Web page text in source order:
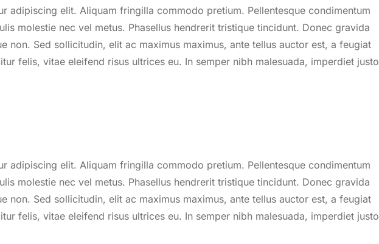
adipiscing elit. Aliquam fringilla commodo pretium. Pellentesque condimentum
molestie nec vel metus. Phasellus hendrerit tristique tincidunt. Donec gravida
non. Sed sollicitudin, elit ac maximus maximus, ante tellus auctor est, a feugiat
felis, vitae eleifend risus ultrices eu. In semper nibh malesuada, imperdiet justo
adipiscing elit. Aliquam fringilla commodo pretium. Pellentesque condimentum
molestie nec vel metus. Phasellus hendrerit tristique tincidunt. Donec gravida
non. Sed sollicitudin, elit ac maximus maximus, ante tellus auctor est, a feugiat
felis, vitae eleifend risus ultrices eu. In semper nibh malesuada, imperdiet justo